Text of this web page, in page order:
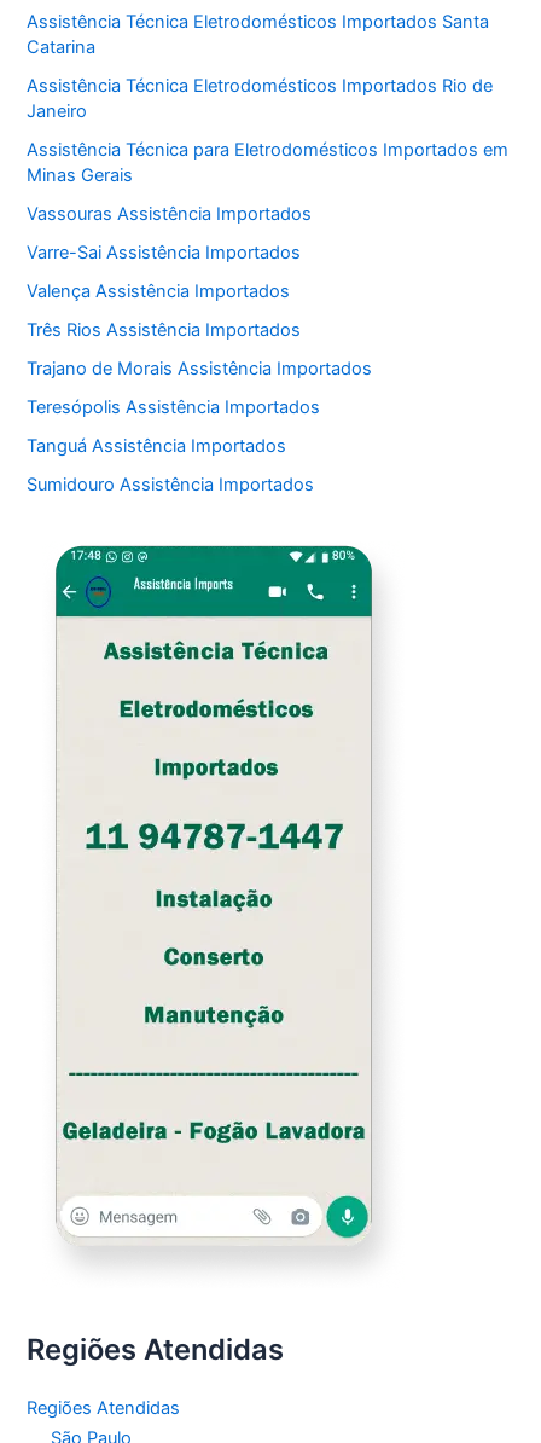
Assistência Técnica Eletrodomésticos Importados Santa
Catarina
Assistência Técnica Eletrodomésticos Importados Rio de
Janeiro
Assistência Técnica para Eletrodomésticos Importados em
Minas Gerais
Vassouras Assistência Importados
Varre-Sai Assistência Importados
Valença Assistência Importados
Três Rios Assistência Importados
Trajano de Morais Assistência Importados
Teresópolis Assistência Importados
Tanguá Assistência Importados
Sumidouro Assistência Importados
Regiões Atendidas
Regiões Atendidas
São Paulo